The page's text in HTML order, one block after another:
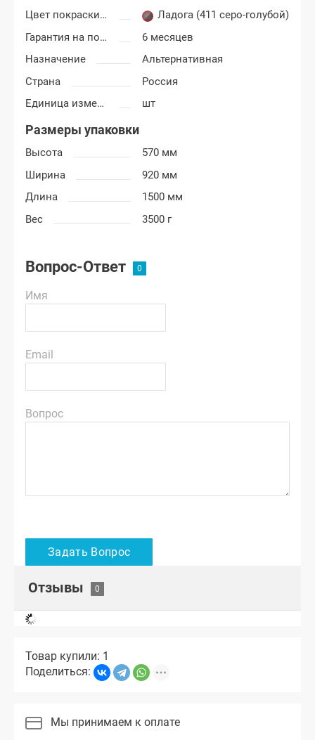
Цвет покраски Лада Гранта
Ладога (411 серо-голубой)
Гарантия на покраску
6 месяцев
Назначение
Альтернативная
Страна
Россия
Единица измерения
шт
Размеры упаковки
Высота
570 мм
Ширина
920 мм
Длина
1500 мм
Вес
3500 г
Вопрос-Ответ
Имя
Email
Вопрос
Отзывы
Товар купили: 1
Поделиться:
Мы принимаем к оплате